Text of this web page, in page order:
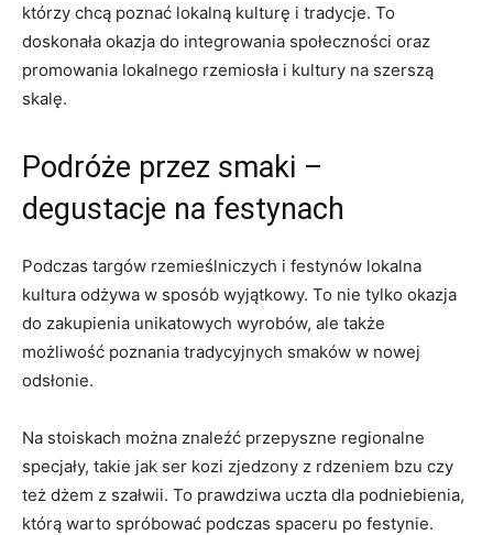
którzy chcą⁤ poznać lokalną kulturę i tradycje. To
doskonała⁢ okazja‌ do integrowania społeczności oraz⁣
promowania lokalnego rzemiosła i kultury na szerszą
skalę.
Podróże przez smaki –
degustacje na​ festynach
Podczas targów rzemieślniczych i festynów lokalna
kultura odżywa w sposób wyjątkowy. To ​nie‍ tylko okazja
do zakupienia unikatowych wyrobów, ale także
możliwość poznania tradycyjnych‌ smaków w nowej
odsłonie.
Na stoiskach można znaleźć przepyszne ‌regionalne
specjały, takie jak ser kozi zjedzony ⁤z rdzeniem bzu czy ​
też​ dżem z szałwii. ‍To ⁣prawdziwa uczta dla podniebienia,
którą warto spróbować podczas spaceru ‍po‍ festynie.